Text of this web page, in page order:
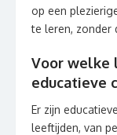
op een
te leren, zonder
Voor welke
educatieve
Er zijn
leeftijden, van